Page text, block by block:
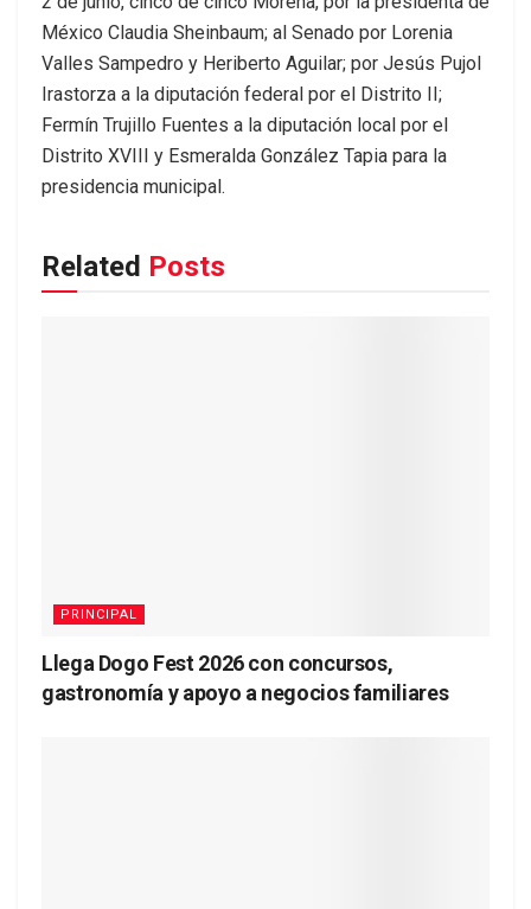
México Claudia Sheinbaum; al Senado por Lorenia
Valles Sampedro y Heriberto Aguilar; por Jesús Pujol
Irastorza a la diputación federal por el Distrito II;
Fermín Trujillo Fuentes a la diputación local por el
Distrito XVIII y Esmeralda González Tapia para la
presidencia municipal.
Related Posts
PRINCIPAL
Llega Dogo Fest 2026 con concursos,
gastronomía y apoyo a negocios familiares